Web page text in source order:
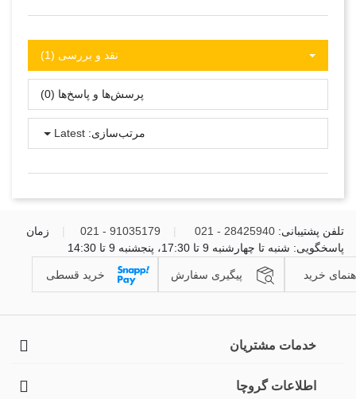
نقد و بررسی‌‌ (1)
پرسش‌ها و پاسخ‌ها (0)
مرتب‌سازی: Latest
تلفن پشتیبانی: 28425940 - 021
91035179 - 021
زمان
پاسخگویی: شنبه تا چهارشنبه 9 تا 17:30، پنجشنبه 9 تا 14:30
خرید پیگیری سفارش خرید قسطی
خدمات مشتریان
اطلاعات گروچا